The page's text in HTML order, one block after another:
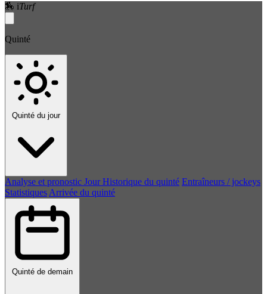
🏇 iTurf
Quinté
Quinté du jour
Analyse et pronostic Jour Historique du quinté Entraîneurs / jockeys
Statistiques Arrivée du quinté
Quinté de demain